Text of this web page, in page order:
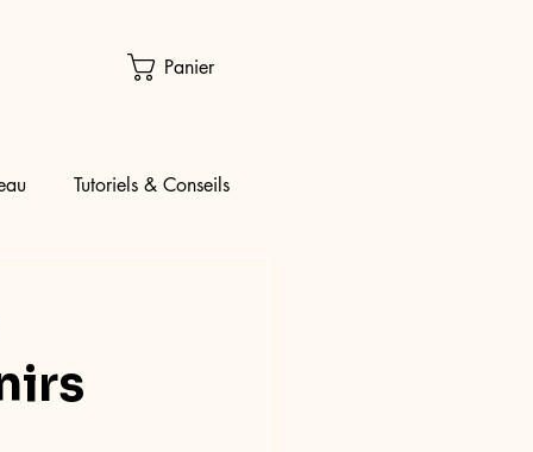
Panier
Tutoriels & Conseils